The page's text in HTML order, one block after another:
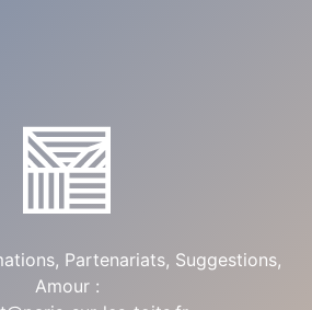
Partenariats, Suggestions,
Amour :